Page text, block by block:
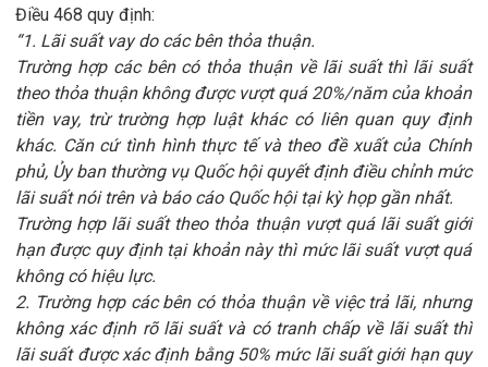
Điều 468 quy định:
“1. Lãi suất vay do các bên thỏa thuận.
Trường hợp các bên có thỏa thuận về lãi suất thì lãi suất
theo thỏa thuận không được vượt quá 20%/năm của khoản
tiền vay, trừ trường hợp luật khác có liên quan quy định
khác. Căn cứ tình hình thực tế và theo đề xuất của Chính
phủ, Ủy ban thường vụ Quốc hội quyết định điều chỉnh mức
lãi suất nói trên và báo cáo Quốc hội tại kỳ họp gần nhất.
Trường hợp lãi suất theo thỏa thuận vượt quá lãi suất giới
hạn được quy định tại khoản này thì mức lãi suất vượt quá
không có hiệu lực.
2. Trường hợp các bên có thỏa thuận về việc trả lãi, nhưng
không xác định rõ lãi suất và có tranh chấp về lãi suất thì
lãi suất được xác định bằng 50% mức lãi suất giới hạn quy